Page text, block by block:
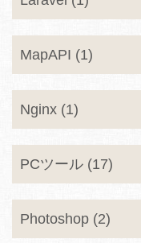
MapAPI (1)
Nginx (1)
PCツール (17)
Photoshop (2)